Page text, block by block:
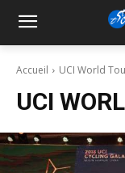
Accueil UCI World
UCI